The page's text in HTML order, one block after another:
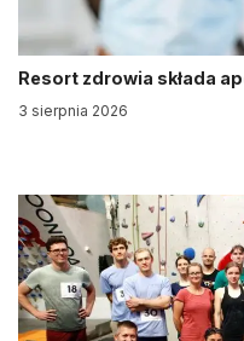
Resort zdrowia składa
3 sierpnia 2026